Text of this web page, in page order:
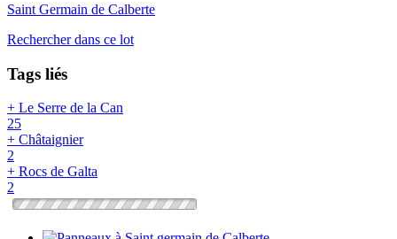
Saint Germain de Calberte
Rechercher dans ce lot
Tags liés
+ Le Serre de la Can
25
+ Châtaignier
2
+ Rocs de Galta
2